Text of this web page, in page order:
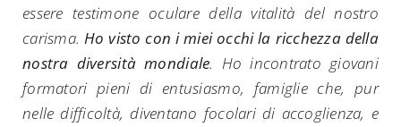
essere testimone oculare della vitalità del nostro
carisma. Ho visto con i miei occhi la ricchezza della
nostra diversità mondiale. Ho incontrato giovani
formatori pieni di entusiasmo, famiglie che, pur
nelle difficoltà, diventano focolari di accoglienza, e